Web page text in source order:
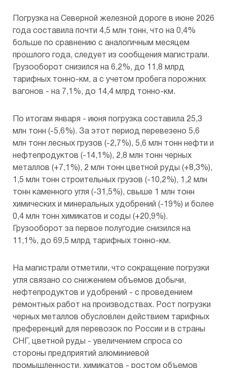
Погрузка на Северной железной дороге в июне 2026
года составила почти 4,5 млн тонн, что на 0,4%
больше по сравнению с аналогичным месяцем
прошлого года, следует из сообщения магистрали.
Грузооборот снизился на 6,2%, до 11,8 млрд
тарифных тонно-км, а с учетом пробега порожних
вагонов - на 7,1%, до 14,4 млрд тонно-км.
По итогам января - июня погрузка составила 25,3
млн тонн (-5,6%). За этот период перевезено 5,6
млн тонн лесных грузов (-2,7%), 5,6 млн тонн нефти и
нефтепродуктов (-14,1%), 2,8 млн тонн черных
металлов (+7,1%), 2 млн тонн цветной руды (+8,3%),
1,5 млн тонн строительных грузов (-10,2%), 1,2 млн
тонн каменного угля (-31,5%), свыше 1 млн тонн
химических и минеральных удобрений (-19%) и более
0,4 млн тонн химикатов и соды (+20,9%).
Грузооборот за первое полугодие снизился на
11,1%, до 69,5 млрд тарифных тонно-км.
На магистрали отметили, что сокращение погрузки
угля связано со снижением объемов добычи,
нефтепродуктов и удобрений - с проведением
ремонтных работ на производствах. Рост погрузки
черных металлов обусловлен действием тарифных
преференций для перевозок по России и в страны
СНГ, цветной руды - увеличением спроса со
стороны предприятий алюминиевой
промышленности, химикатов - ростом объемов
Раскрытие информации
Предоставление копий документов
Общества